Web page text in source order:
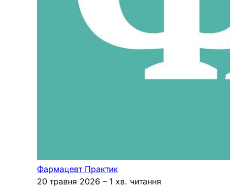
Фармацевт Практик
20 травня 2026 – 1 хв. читання